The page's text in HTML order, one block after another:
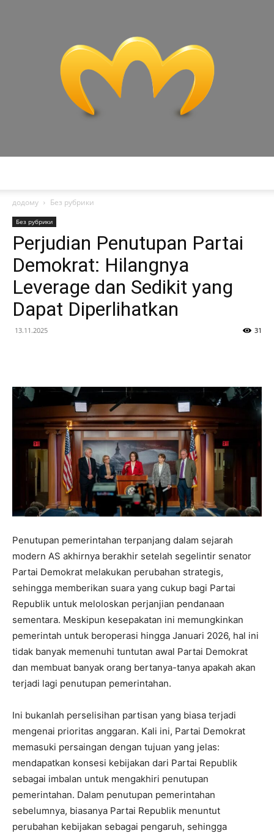
додому
Без рубрики
Без рубрики
Perjudian Penutupan Partai
Demokrat: Hilangnya
Leverage dan Sedikit yang
Dapat Diperlihatkan
13.11.2025 31
Penutupan pemerintahan terpanjang dalam sejarah
modern AS akhirnya berakhir setelah segelintir senator
Partai Demokrat melakukan perubahan strategis,
sehingga memberikan suara yang cukup bagi Partai
Republik untuk meloloskan perjanjian pendanaan
sementara. Meskipun kesepakatan ini memungkinkan
pemerintah untuk beroperasi hingga Januari 2026, hal ini
tidak banyak memenuhi tuntutan awal Partai Demokrat
dan membuat banyak orang bertanya-tanya apakah akan
terjadi lagi penutupan pemerintahan.
Ini bukanlah perselisihan partisan yang biasa terjadi
mengenai prioritas anggaran. Kali ini, Partai Demokrat
memasuki persaingan dengan tujuan yang jelas:
mendapatkan konsesi kebijakan dari Partai Republik
sebagai imbalan untuk mengakhiri penutupan
pemerintahan. Dalam penutupan pemerintahan
sebelumnya, biasanya Partai Republik menuntut
perubahan kebijakan sebagai pengaruh, sehingga